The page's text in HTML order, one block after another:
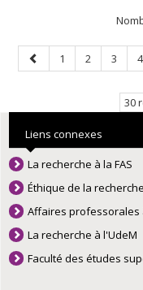
Page
précédente
Page
1 Page
2 Page
3 4
30
Liens connexes
La recherche à la FAS
Éthique de la recherche
Affaires professorales
La recherche à l'UdeM
Faculté des études